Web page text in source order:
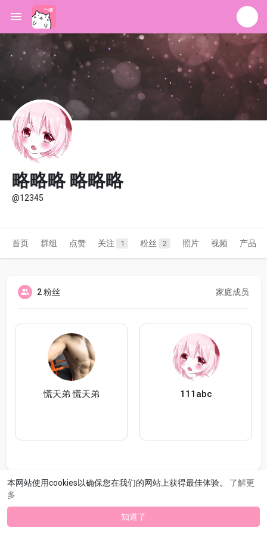
本网站使用cookies以确保您在我们的网站上获得最佳体验。 了解更
多
知道了
略略略 略略略
@12345
首页 群组 点赞 关注 1 粉丝 2 照片 视频 产品
2 粉丝 家庭成员
慌天弟 慌天弟 111abc